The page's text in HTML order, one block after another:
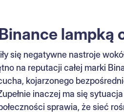
lampką
się negatywne nastroje
na reputacji całej marki
kojarzonego
inaczej ma się
sprawia, że sieć